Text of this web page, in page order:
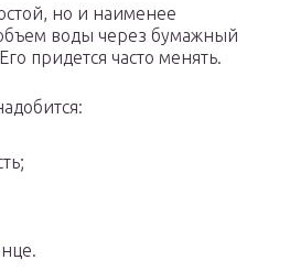
но и наименее
воды через бумажный
придется часто менять.